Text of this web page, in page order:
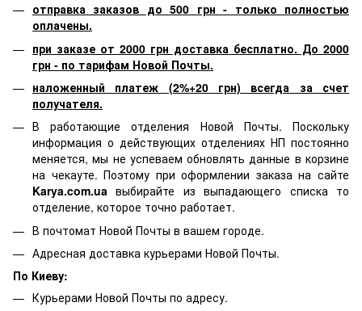
отправка заказов до 500 грн - только полностью
оплачены.
при заказе от 2000 грн доставка бесплатно. До 2000
грн - по тарифам Новой Почты.
наложенный платеж (2%+20 грн) всегда за счет
получателя.
В работающие отделения Новой Почты. Поскольку
информация о действующих отделениях НП постоянно
меняется, мы не успеваем обновлять данные в корзине
на чекауте. Поэтому при оформлении заказа на сайте
Karya.com.ua выбирайте из выпадающего списка то
отделение, которое точно работает.
В почтомат Новой Почты в вашем городе.
Адресная доставка курьерами Новой Почты.
По Киеву:
Курьерами Новой Почты по адресу.